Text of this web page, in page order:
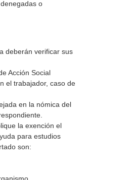
o
deberán verificar sus
Acción Social
el trabajador, caso de
en la nómica del
la exención el
para estudios
son: